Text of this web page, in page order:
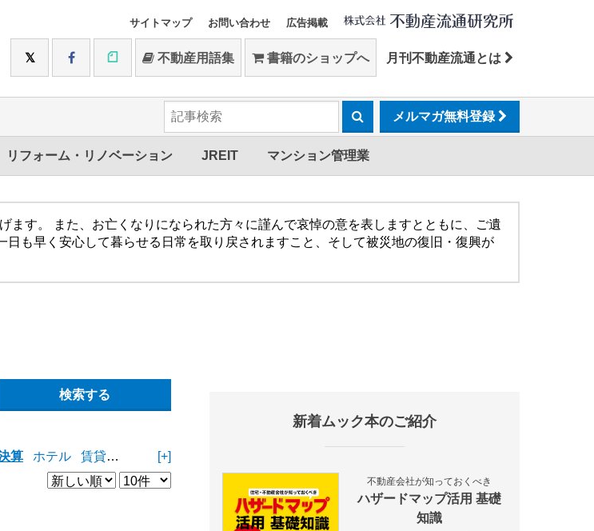
サイトマップ お問い合わせ 広告掲載
不動産用語集 書籍のショップへ 月刊不動産流通とは
メルマガ無料登録
リフォーム・リノベーション JREIT マンション管理業
す。 また、お亡くなりになられた方々に謹んで哀悼の意を表しますとともに、ご遺
も早く安心して暮らせる日常を取り戻されますこと、そして被災地の復旧・復興が
算 ホテル 賃貸住宅 物流施設
[+]
新着ムック本のご紹介
不動産会社が知っておくべき
ハザードマップ活用 基礎
知識